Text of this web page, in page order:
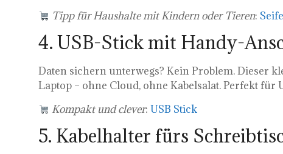
Tipp für Haushalte mit Kindern oder Tieren:
4. USB-Stick mit Handy-
Daten sichern unterwegs? Kein Problem. Dieser
Laptop – ohne Cloud, ohne Kabelsalat. Perfekt für
Kompakt und clever:USB Stick
5. Kabelhalter fürs